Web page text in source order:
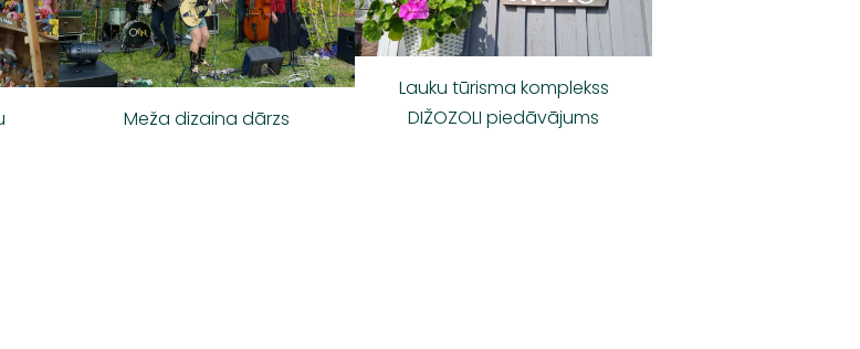
Meža dizaina dārzs
Lauku tūrisma komplekss
DIŽOZOLI piedāvājums